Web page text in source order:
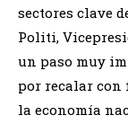
sectores clave
Politi,
un paso muy
por recalar con
la economía